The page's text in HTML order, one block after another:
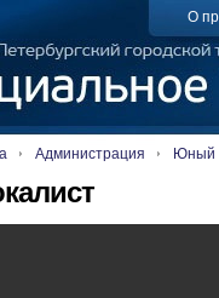
О
Администрация Юный